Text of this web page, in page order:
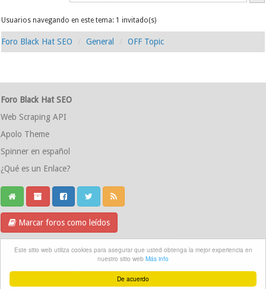
De acuerdo
Este sitio web utiliza cookies para asegurar que usted obtenga la mejor experiencia en
nuestro sitio web Más info
Usuarios navegando en este tema: 1 invitado(s)
Foro Black Hat SEO General OFF Topic
Foro Black Hat SEO
Web Scraping API
Apolo Theme
Spinner en español
¿Qué es un Enlace?
Marcar foros como leídos
Grupo Telegram